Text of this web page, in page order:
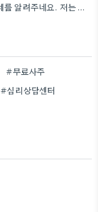
포스텔러 같은 앱은 정말 빠르게 기본적인 운세를 알려주네요. 저는 운세 보는 것보다, 앞으로의 계획을 세울…
#무료사주
#심리상담센터